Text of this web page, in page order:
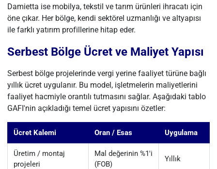
Damietta ise mobilya, tekstil ve tarım ürünleri ihracatı için
öne çıkar. Her bölge, kendi sektörel uzmanlığı ve altyapısı
ile farklı yatırım profillerine hitap eder.
Serbest Bölge Ücret ve Maliyet Yapısı
Serbest bölge projelerinde vergi yerine faaliyet türüne bağlı
yıllık ücret uygulanır. Bu model, işletmelerin maliyetlerini
faaliyet hacmiyle orantılı tutmasını sağlar. Aşağıdaki tablo
GAFI'nin açıkladığı temel ücret yapısını özetler:
Ücret Kalemi Oran / Esas Uygulama
Üretim / montaj
projeleri
Mal değerinin %1'i
(FOB)
Yıllık